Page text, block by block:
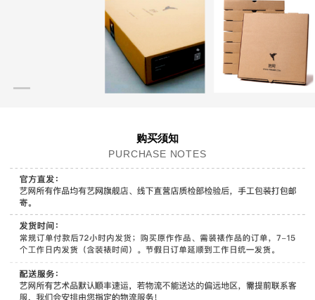
购买须知
PURCHASE NOTES